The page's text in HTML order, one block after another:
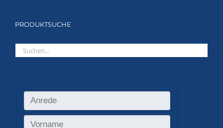
PRODUKTSUCHE